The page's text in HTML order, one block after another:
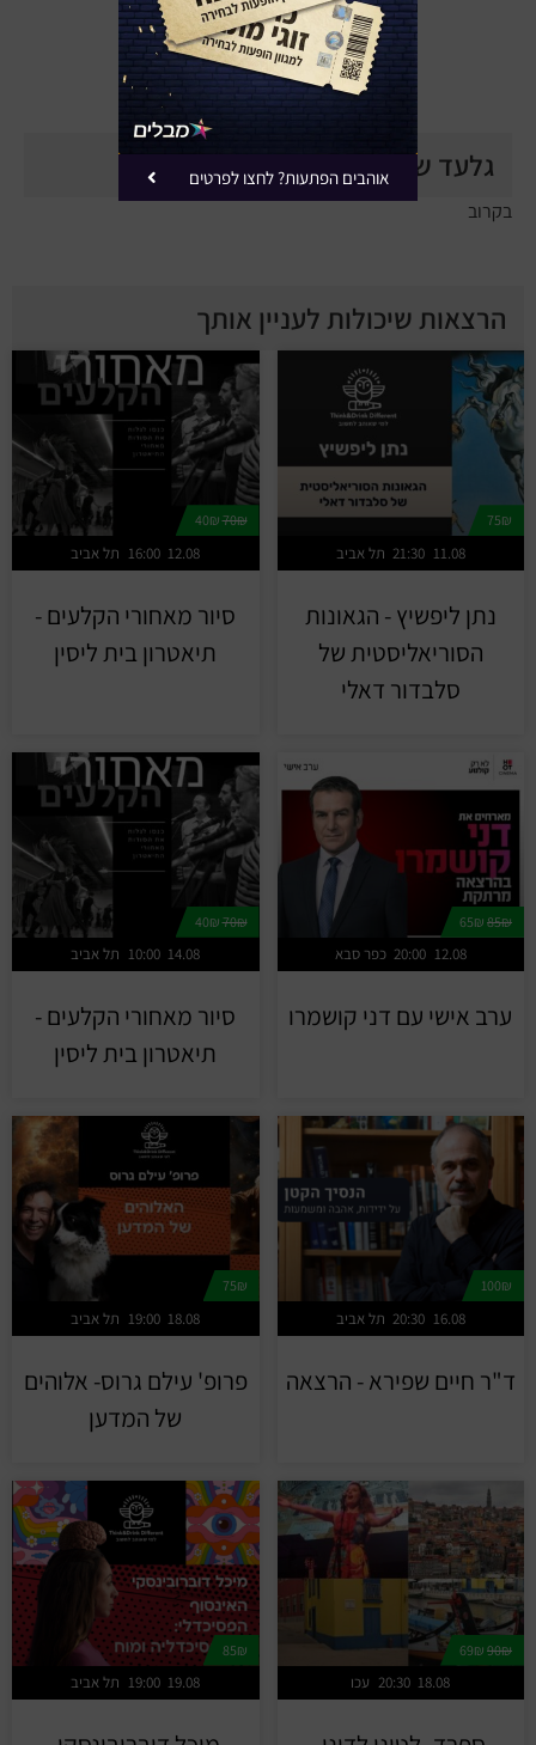
עד 80% הנחה למגוון מופעים
(השירות ללא עלות)
גלעד שלמור ביוטיוב
בקרוב
הרצאות שיכולות לעניין אותך
75₪
תל אביב 21:30 11.08
נתן ליפשיץ - הגאונות
הסוריאליסטית של
סלבדור דאלי
70₪
40₪
תל אביב 16:00 12.08
סיור מאחורי הקלעים -
תיאטרון בית ליסין
85₪
כפר סבא 20:00 12.08
ערב אישי עם דני קושמרו
70₪
40₪
תל אביב 10:00 14.08
סיור מאחורי הקלעים -
תיאטרון בית ליסין
100₪
תל אביב 20:30 16.08
ד"ר חיים שפירא - הרצאה
75₪
תל אביב 19:00 18.08
פרופ' עילם גרוס- אלוהים
של המדען
90₪
עכו 20:30 18.08
85₪
תל אביב 19:00 19.08
אוהבים הפתעות? לחצו לפרטים